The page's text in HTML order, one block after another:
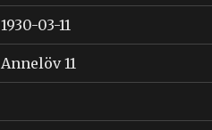
1930-03-11
Annelöv 11